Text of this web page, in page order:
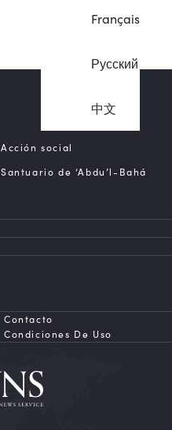
Français
Русский
中文
Acción social
Santuario de ‘Abdu’l-Bahá
Contacto
Condiciones De Uso